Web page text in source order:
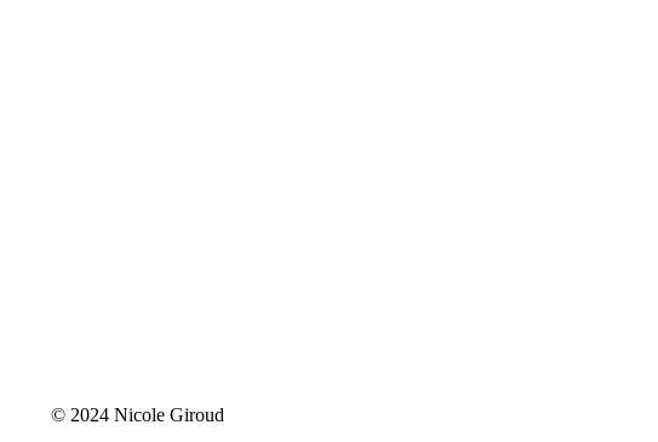
© 2024 Nicole Giroud